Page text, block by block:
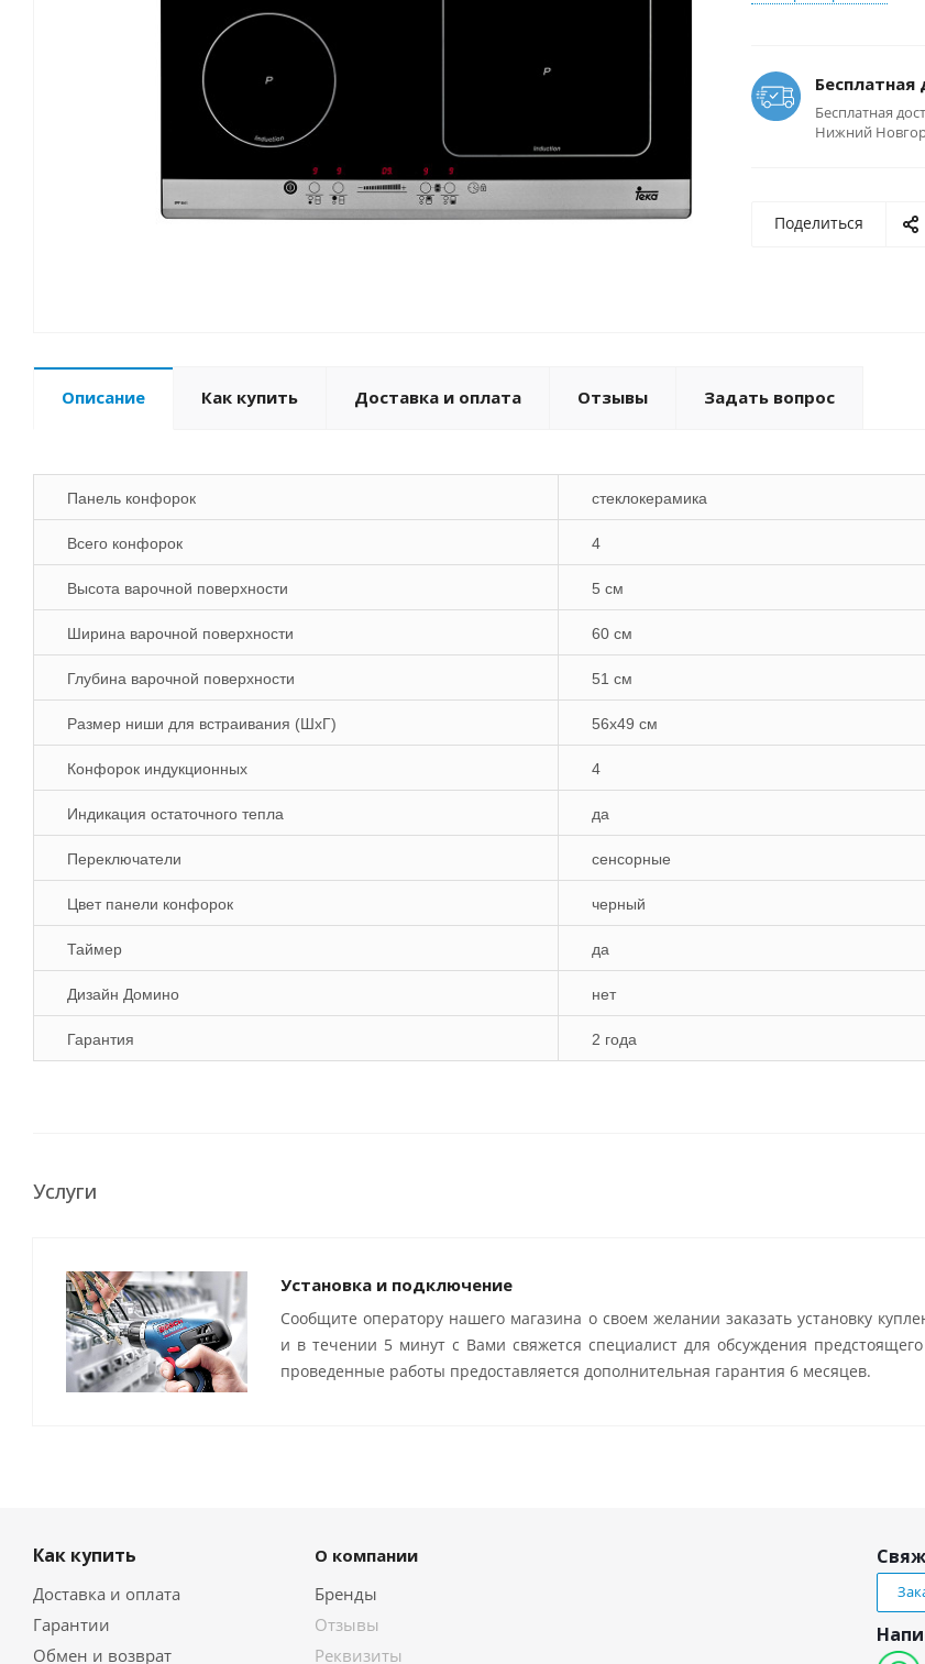
Бесплатная
Бесплатная
Нижний
Поделиться
Описание Как купить Доставка и оплата Отзывы Задать вопрос
Панель конфорок стеклокерамика
Всего конфорок 4
Высота варочной поверхности 5 см
Ширина варочной поверхности 60 см
Глубина варочной поверхности 51 см
Размер ниши для встраивания (ШхГ) 56x49 см
Конфорок индукционных 4
Индикация остаточного тепла да
Переключатели сенсорные
Цвет панели конфорок черный
Таймер да
Дизайн Домино нет
Гарантия 2 года
Услуги
Установка и подключение
Сообщите оператору нашего магазина о своем желании заказать установку
и в течении 5 минут с Вами свяжется специалист для обсуждения
проведенные работы предоставляется дополнительная гарантия 6 месяцев.
Как купить
Доставка и оплата
Гарантии
Обмен и возврат
О компании
Бренды
Отзывы
Реквизиты